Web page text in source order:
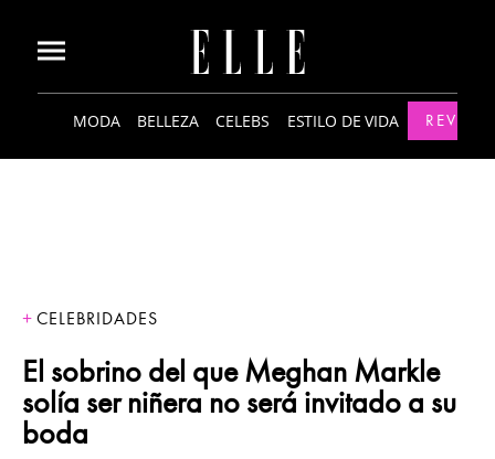
MODA BELLEZA CELEBS ESTILO DE VIDA
CELEBRIDADES
El sobrino del que Meghan Markle
solía ser niñera no será invitado a su
boda